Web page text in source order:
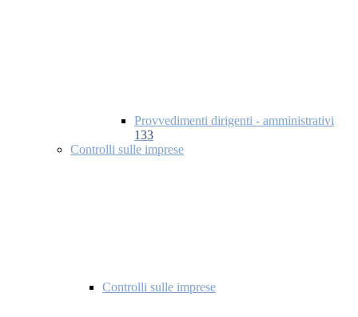
Provvedimenti dirigenti - amministrativi
133
Controlli sulle imprese
Controlli sulle imprese